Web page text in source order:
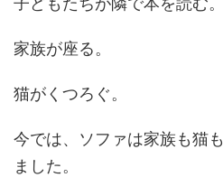
家族が座る。
猫がくつろぐ。
今では、ソファは家族も猫
ました。